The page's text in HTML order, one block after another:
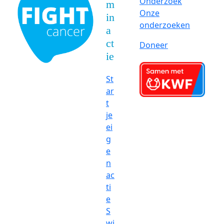
m
in
a
ct
ie
St
ar
t
je
ei
g
e
n
ac
ti
e
S
Onze
onderzoeken
Doneer